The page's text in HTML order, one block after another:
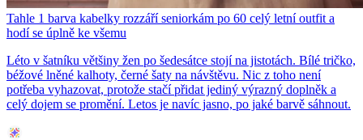
Tahle 1 barva kabelky rozzáří seniorkám po 60 celý letní outfit a
hodí se úplně ke všemu
Léto v šatníku většiny žen po šedesátce stojí na jistotách. Bílé tričko,
béžové lněné kalhoty, černé šaty na návštěvu. Nic z toho není
potřeba vyhazovat, protože stačí přidat jediný výrazný doplněk a
celý dojem se promění. Letos je navíc jasno, po jaké barvě sáhnout.